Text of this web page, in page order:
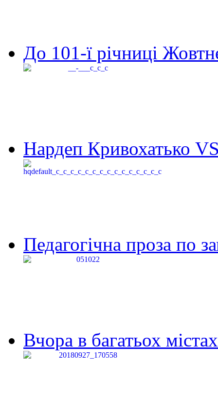
До 101-ї річниці
Нардеп Кривохатько
Педагогічна проза по
Вчора в багатьох